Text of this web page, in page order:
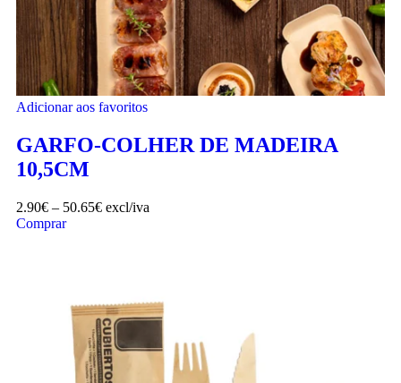
Adicionar aos favoritos
GARFO-COLHER DE MADEIRA
10,5CM
2.90€ – 50.65€ excl/iva
Comprar